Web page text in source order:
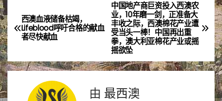
文
章
航
中国地产商巨资投入西澳农
业，10年磨一剑，正准备大
丰收之际，西澳棉花产业遭
受当头一棒​！中国再出重
拳，澳大利亚棉花产业或摇
摇欲坠
西澳血液储备枯竭，
Lifeblood呼吁合格的献血
者尽快献血
由 最西澳